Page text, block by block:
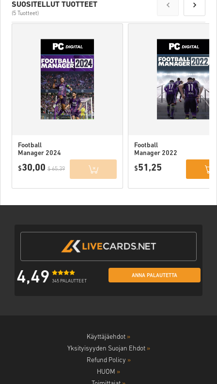
SUOSITELLUT TUOTTEET
(5 Tuotteet)
Football
Manager 2024
Website) EU
$30,00 $ 65,39
Football
Manager 2022
$51,25
4,49 345 PALAUTTEET
ANNA PALAUTETTA
Käyttäjäehdot »
Yksityisyyden Suojan Ehdot »
Refund Policy »
HUOM »